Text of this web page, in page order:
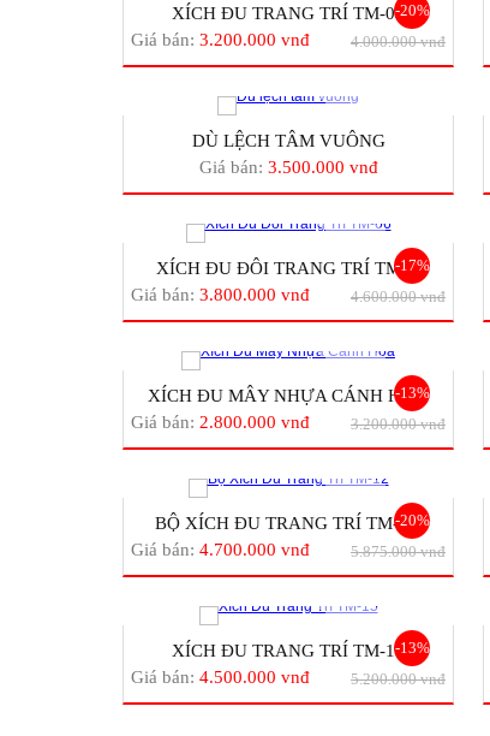
-20%
XÍCH ĐU TRANG TRÍ TM-01
Giá bán: 3.200.000 vnđ 4.000.000 vnđ
DÙ LỆCH TÂM VUÔNG
Giá bán: 3.500.000 vnđ
-17%
XÍCH ĐU ĐÔI TRANG TRÍ TM-...
Giá bán: 3.800.000 vnđ 4.600.000 vnđ
-13%
XÍCH ĐU MÂY NHỰA CÁNH HO...
Giá bán: 2.800.000 vnđ 3.200.000 vnđ
-20%
BỘ XÍCH ĐU TRANG TRÍ TM-1...
Giá bán: 4.700.000 vnđ 5.875.000 vnđ
-13%
XÍCH ĐU TRANG TRÍ TM-15
Giá bán: 4.500.000 vnđ 5.200.000 vnđ